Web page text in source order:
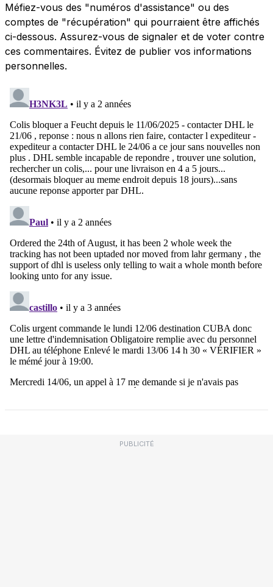
Méfiez-vous des "numéros d'assistance" ou des
comptes de "récupération" qui pourraient être affichés
ci-dessous. Assurez-vous de signaler et de voter contre
ces commentaires. Évitez de publier vos informations
personnelles.
PUBLICITÉ